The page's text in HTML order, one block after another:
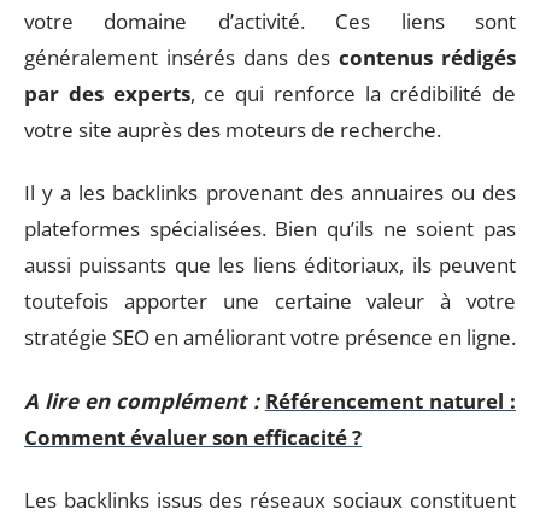
votre domaine d’activité. Ces liens sont
généralement insérés dans des contenus rédigés
par des experts, ce qui renforce la crédibilité de
votre site auprès des moteurs de recherche.
Il y a les backlinks provenant des annuaires ou des
plateformes spécialisées. Bien qu’ils ne soient pas
aussi puissants que les liens éditoriaux, ils peuvent
toutefois apporter une certaine valeur à votre
stratégie SEO en améliorant votre présence en ligne.
A lire en complément : Référencement naturel :
Comment évaluer son efficacité ?
Les backlinks issus des réseaux sociaux constituent